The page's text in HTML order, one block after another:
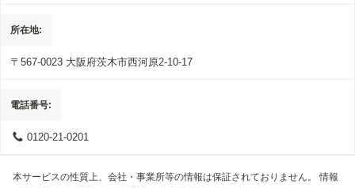
所在地
〒567-0023 大阪府茨木市西河原2-10-17
電話番号
0120-21-0201
本サービスの性質上、会社・事業所等の情報は保証されておりません。 情報